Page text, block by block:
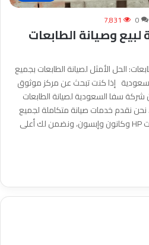
0 7٬831
وصيانة الطابعات
الحل الأمثل لصيانة الطابعات بجميع
إذا كنت تبحث عن مركز موثوق
شركة سفا السعودية لصيانة الطابعات
نحن نقدم خدمات صيانة متكاملة لجميع
أنواع الطابعات، بما في ذلك طابعات HP وكانون وإبسون، ونضمن لك أعلى